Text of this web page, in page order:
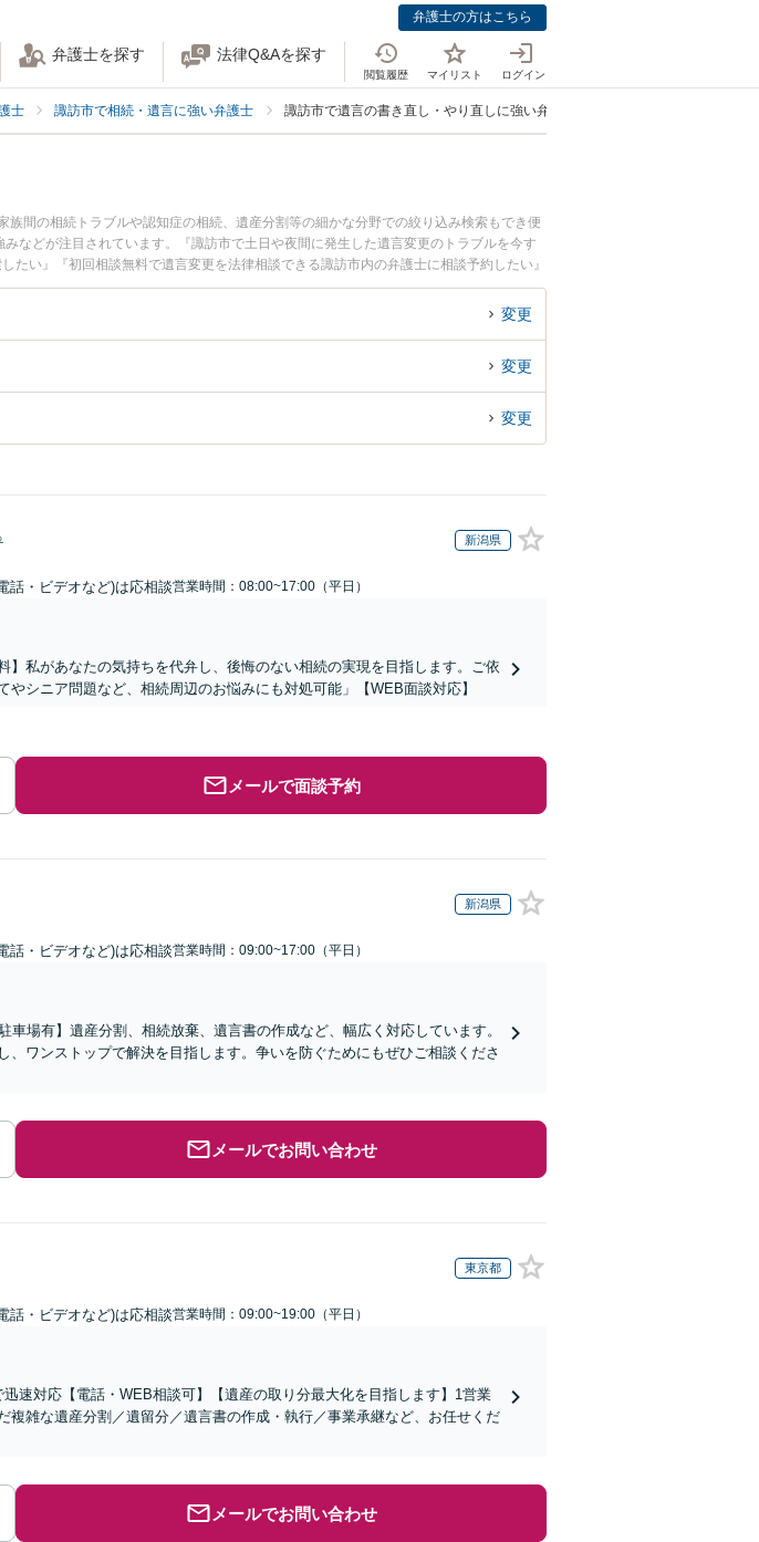
弁護士の方はこちら
弁護士を探す 法律Q&Aを探す
閲覧履歴 マイリスト ログイン
士 諏訪市で相続・遺言に強い弁護士 諏訪市で遺言の書き直し・やり直しに強い弁護士
間の相続トラブルや認知症の相続、遺産分割等の細かな分野での絞り込み検索もでき便
などが注目されています。『諏訪市で土日や夜間に発生した遺言変更のトラブルを今す
い』『初回相談無料で遺言変更を法律相談できる諏訪市内の弁護士に相談予約したい』
変更
変更
変更
新潟県
話・ビデオなど)は応相談営業時間：08:00~17:00（平日）
】私があなたの気持ちを代弁し、後悔のない相続の実現を目指します。ご依
シニア問題など、相続周辺のお悩みにも対処可能」【WEB面談対応】
メールで面談予約
新潟県
話・ビデオなど)は応相談営業時間：09:00~17:00（平日）
車場有】遺産分割、相続放棄、遺言書の作成など、幅広く対応しています。
、ワンストップで解決を目指します。争いを防ぐためにもぜひご相談くださ
メールでお問い合わせ
東京都
話・ビデオなど)は応相談営業時間：09:00~19:00（平日）
迅速対応【電話・WEB相談可】【遺産の取り分最大化を目指します】1営業
複雑な遺産分割／遺留分／遺言書の作成・執行／事業承継など、お任せくだ
メールでお問い合わせ